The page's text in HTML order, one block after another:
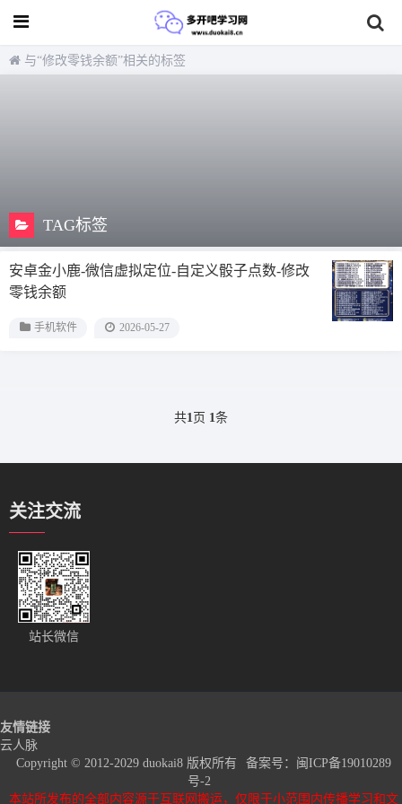
与“修改零钱余额”相关的标签
TAG标签
安卓金小鹿-微信虚拟定位-自定义骰子点数-修改
零钱余额
手机软件 2026-05-27
共1页 1条
关注交流
站长微信
友情链接
云人脉
Copyright © 2012-2029 duokai8 版权所有
备案号： 闽ICP备19010289
号-2
本站所发布的全部内容源于互联网搬运，仅限于小范围内传播学习和文